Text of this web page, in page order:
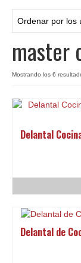
Bazar
Textil y
Bordados
Banderas
Ofertas y
master
Mostrando los 6
Delantal
Delantal de